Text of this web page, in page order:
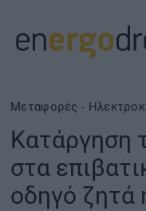
ΥΠΟΔΟΜΕΣ
REAL
Μεταφορές -
Κατάργηση
στα
οδηγό ζητά